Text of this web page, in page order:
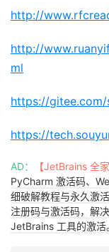
http://
http://
ml
https://gitee.com/
https://
AD： 【JetBrains 全
PyCharm 激活码、
细破解教程与永久激
注册码与激活码，解
JetBrains 工具的激活